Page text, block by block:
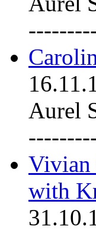
Aurel
Vivian
with